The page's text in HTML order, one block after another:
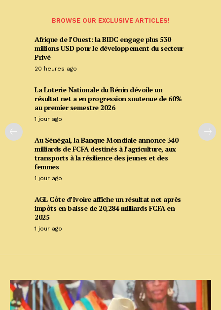
BROWSE OUR EXCLUSIVE ARTICLES!
Afrique de l’Ouest: la BIDC engage plus 530
millions USD pour le développement du secteur
Privé
20 heures ago
La Loterie Nationale du Bénin dévoile un
résultat net a en progression soutenue de 60%
au premier semestre 2026
1 jour ago
Au Sénégal, la Banque Mondiale annonce 340
milliards de FCFA destinés à l’agriculture, aux
transports à la résilience des jeunes et des
femmes
1 jour ago
AGL Côte d’Ivoire affiche un résultat net après
impôts en baisse de 20,284 milliards FCFA en
2025
1 jour ago